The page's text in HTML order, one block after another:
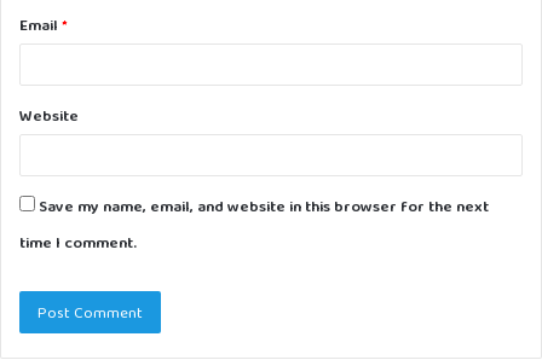
Email *
Website
Save my name, email, and website in this browser for the next
time I comment.